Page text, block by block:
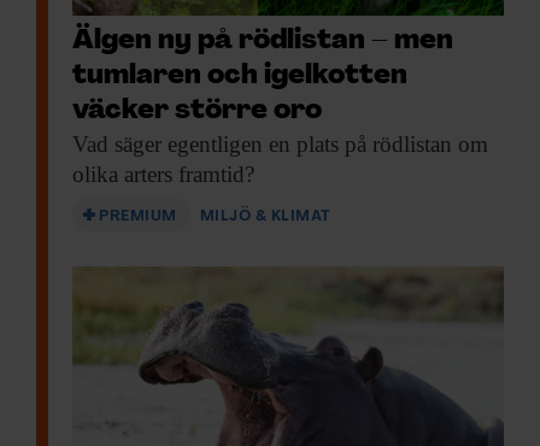
Älgen ny på rödlistan – men
tumlaren och igelkotten
väcker större oro
Vad säger egentligen en plats på rödlistan om
olika arters framtid?
PREMIUM MILJÖ & KLIMAT